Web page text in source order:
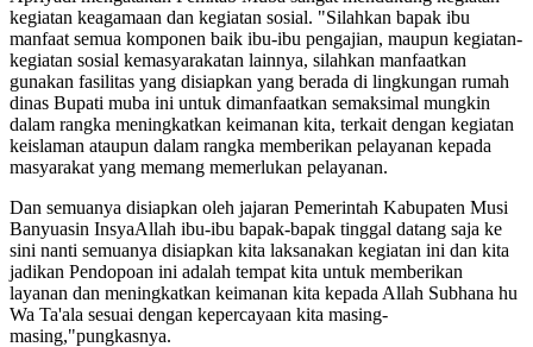
kegiatan keagamaan dan kegiatan sosial. "Silahkan bapak ibu
manfaat semua komponen baik ibu-ibu pengajian, maupun kegiatan-
kegiatan sosial kemasyarakatan lainnya, silahkan manfaatkan
gunakan fasilitas yang disiapkan yang berada di lingkungan rumah
dinas Bupati muba ini untuk dimanfaatkan semaksimal mungkin
dalam rangka meningkatkan keimanan kita, terkait dengan kegiatan
keislaman ataupun dalam rangka memberikan pelayanan kepada
masyarakat yang memang memerlukan pelayanan.
Dan semuanya disiapkan oleh jajaran Pemerintah Kabupaten Musi
Banyuasin InsyaAllah ibu-ibu bapak-bapak tinggal datang saja ke
sini nanti semuanya disiapkan kita laksanakan kegiatan ini dan kita
jadikan Pendopoan ini adalah tempat kita untuk memberikan
layanan dan meningkatkan keimanan kita kepada Allah Subhana hu
Wa Ta'ala sesuai dengan kepercayaan kita masing-
masing,"pungkasnya.